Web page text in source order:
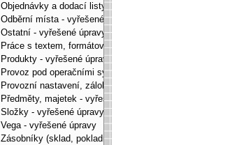
Objednávky a dodací listy - vyřešené úpravy
Odběrní místa - vyřešené úpravy
Ostatní - vyřešené úpravy
Práce s textem, formátování, ... - vyřešené úpravy
Produkty - vyřešené úpravy
Provoz pod operačními systémy, technologické věci -
Provozní nastavení, zálohování, instalace, ... -
Předměty, majetek - vyřešené úpravy
Složky - vyřešené úpravy
Vega - vyřešené úpravy
Zásobníky (sklad, pokladna, bank. účet) - vyřešené